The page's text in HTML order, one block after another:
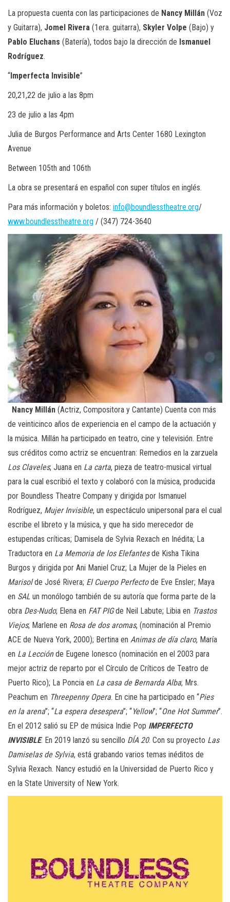
La propuesta cuenta con las participaciones de Nancy Millán (Voz
y Guitarra), Jomel Rivera (1era. guitarra), Skyler Volpe (Bajo) y
Pablo Eluchans (Batería), todos bajo la dirección de Ismanuel
Rodríguez.
“Imperfecta Invisible”
20,21,22 de julio a las 8pm
23 de julio a las 4pm
Julia de Burgos Performance and Arts Center 1680 Lexington
Avenue
Between 105th and 106th
La obra se presentará en español con super títulos en inglés.
Para más información y boletos: info@boundlesstheatre.org/
www.boundlesstheatre.org / (347) 724-3640
Nancy Millán (Actriz, Compositora y Cantante) Cuenta con más
de veinticinco años de experiencia en el campo de la actuación y
la música. Millán ha participado en teatro, cine y televisión. Entre
sus créditos como actriz se encuentran: Remedios en la zarzuela
Los Claveles; Juana en La carta, pieza de teatro-musical virtual
para la cual escribió el texto y colaboró con la música, producida
por Boundless Theatre Company y dirigida por Ismanuel
Rodríguez, Mujer Invisible, un espectáculo unipersonal para el cual
escribe el libreto y la música, y que ha sido merecedor de
estupendas críticas; Damisela de Sylvia Rexach en Inédita; La
Traductora en La Memoria de los Elefantesde Kisha Tikina
Burgos y dirigida por Ani Maniel Cruz; La Mujer de la Pieles en
Marisolde José Rivera; El Cuerpo Perfectode Eve Ensler; Maya
en SAL un monólogo también de su autoría que forma parte de la
obra Des-Nudo; Elena en FAT PIGde Neil Labute; Libia en Trastos
Viejos; Marlene en Rosa de dos aromas, (nominación al Premio
ACE de Nueva York, 2000); Bertina en Animas de día claro, María
en La Lecciónde Eugene Ionesco (nominación en el 2003 para
mejor actriz de reparto por el Círculo de Críticos de Teatro de
Puerto Rico); La Poncia en La casa de Bernarda Alba; Mrs.
Peachum en Threepenny Opera. En cine ha participado en “Pies
en la arena”; “La espera desespera”; “Yellow”; “One Hot Summer”.
En el 2012 salió su EP de música Indie Pop IMPERFECTO
INVISIBLE. En 2019 lanzó su sencillo DÍA 20. Con su proyecto Las
Damiselas de Sylvia, está grabando varios temas inéditos de
Sylvia Rexach. Nancy estudió en la Universidad de Puerto Rico y
en la State University of New York.